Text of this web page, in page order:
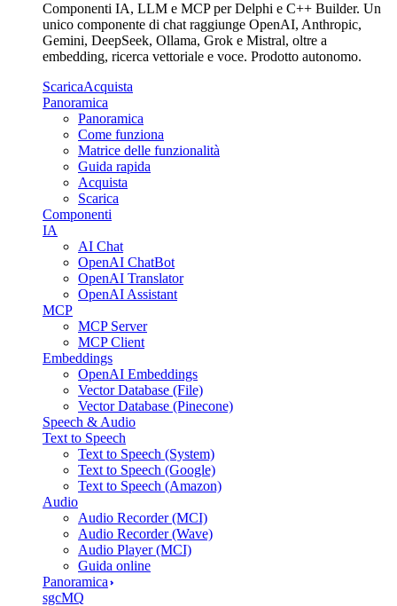
Componenti IA, LLM e MCP per Delphi e C++ Builder. Un
unico componente di chat raggiunge OpenAI, Anthropic,
Gemini, DeepSeek, Ollama, Grok e Mistral, oltre a
embedding, ricerca vettoriale e voce. Prodotto autonomo.
ScaricaAcquista
Panoramica
Panoramica
Come funziona
Matrice delle funzionalità
Guida rapida
Acquista
Scarica
Componenti
IA
AI Chat
OpenAI ChatBot
OpenAI Translator
OpenAI Assistant
MCP
MCP Server
MCP Client
Embeddings
OpenAI Embeddings
Vector Database (File)
Vector Database (Pinecone)
Speech & Audio
Text to Speech
Text to Speech (System)
Text to Speech (Google)
Text to Speech (Amazon)
Audio
Audio Recorder (MCI)
Audio Recorder (Wave)
Audio Player (MCI)
Guida online
Panoramica
sgcMQ